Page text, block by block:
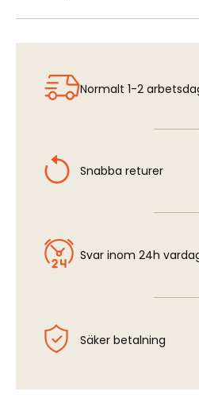
Normalt 1-2
Snabba returer
Svar inom 24h
Säker betalning